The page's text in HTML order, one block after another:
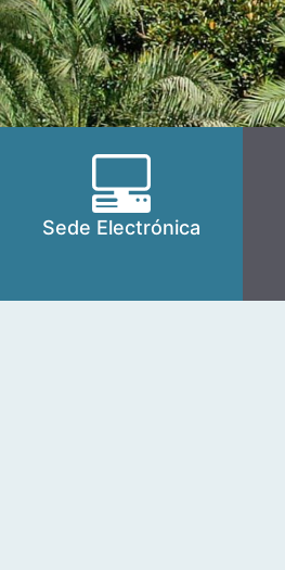
Sede Electrónica